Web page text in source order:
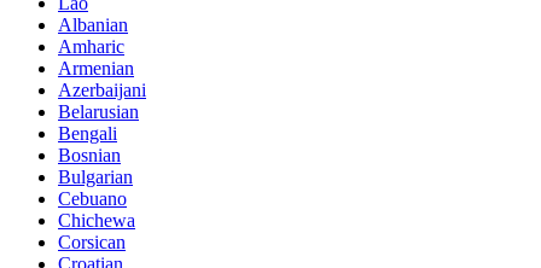
Albanian
Amharic
Armenian
Azerbaijani
Belarusian
Bengali
Bosnian
Bulgarian
Cebuano
Chichewa
Corsican
Croatian